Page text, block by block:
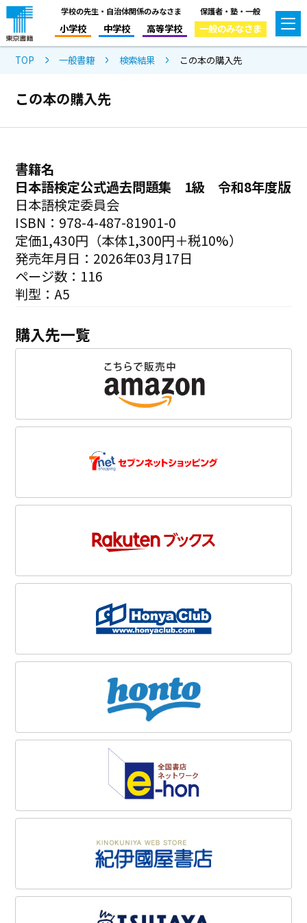
学校の先生・自治体関係のみなさま
小学校 中学校 高等学校
保護者・塾・一般
一般のみなさま
TOP 一般書籍 検索結果 この本の購入先
この本の購入先
書籍名
日本語検定公式過去問題集 1級 令和8年度版
日本語検定委員会
ISBN：978-4-487-81901-0
定価1,430円（本体1,300円＋税10%）
発売年月日：2026年03月17日
ページ数：116
判型：A5
購入先一覧